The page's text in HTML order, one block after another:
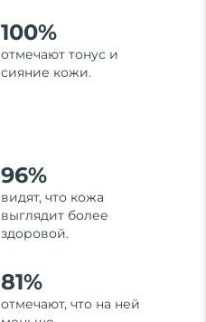
100%
отмечают тонус и
сияние кожи.
96%
видят, что кожа
выглядит более
здоровой.
81%
отмечают, что на ней